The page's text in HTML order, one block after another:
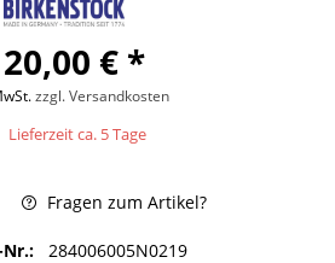
€ *
zzgl. Versandkosten
Lieferzeit ca. 5 Tage
Fragen zum Artikel?
284006005N0219